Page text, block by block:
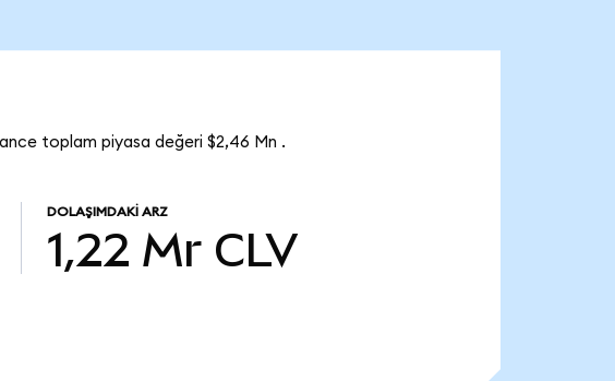
toplam piyasa değeri $2,46 Mn .
DOLAŞIMDAKI ARZ
1,22 Mr CLV